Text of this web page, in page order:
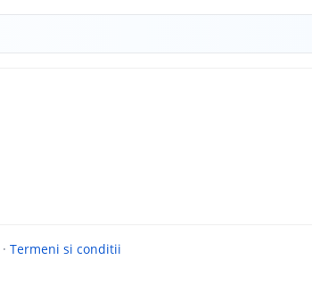
· Termeni si conditii